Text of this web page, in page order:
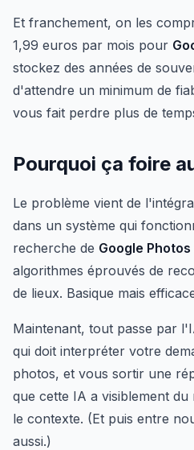
Et franchement, on les
1,99 euros par mois pour
stockez des années de
d'attendre un minimum de
vous fait perdre plus de
Pourquoi ça foire
Le problème vient de
dans un système qui
recherche de Google Photos
algorithmes éprouvés de
de lieux. Basique mais
Maintenant, tout passe par
qui doit interpréter votre
photos, et vous sortir une
que cette IA a visiblement
le contexte. (Et puis entre
aussi.)